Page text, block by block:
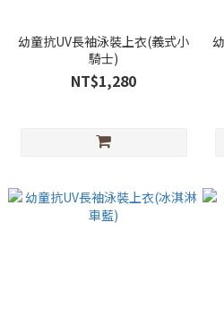
幼童抗UV長袖泳裝上衣(義式小
騎士)
NT$1,280